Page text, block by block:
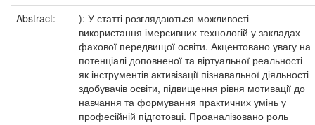
Abstract:
): У статті розглядаються можливості
використання імерсивних технологій у закладах
фахової передвищої освіти. Акцентовано увагу на
потенціалі доповненої та віртуальної реальності
як інструментів активізації пізнавальної діяльності
здобувачів освіти, підвищення рівня мотивації до
навчання та формування практичних умінь у
професійній підготовці. Проаналізовано роль